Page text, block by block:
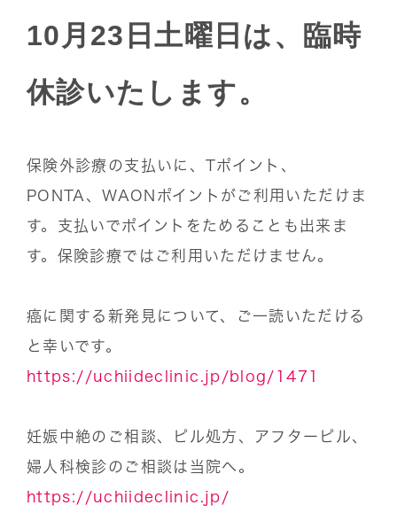
10月23日土曜日は、臨時
休診いたします。
保険外診療の支払いに、Tポイント、
PONTA、WAONポイントがご利用いただけま
す。支払いでポイントをためることも出来ま
す。保険診療ではご利用いただけません。
癌に関する新発見について、ご一読いただける
と幸いです。
https://uchiideclinic.jp/blog/1471
妊娠中絶のご相談、ピル処方、アフターピル、
婦人科検診のご相談は当院へ。
https://uchiideclinic.jp/